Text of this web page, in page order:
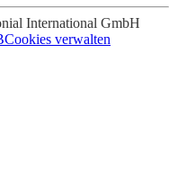
International GmbH
Cookies verwalten